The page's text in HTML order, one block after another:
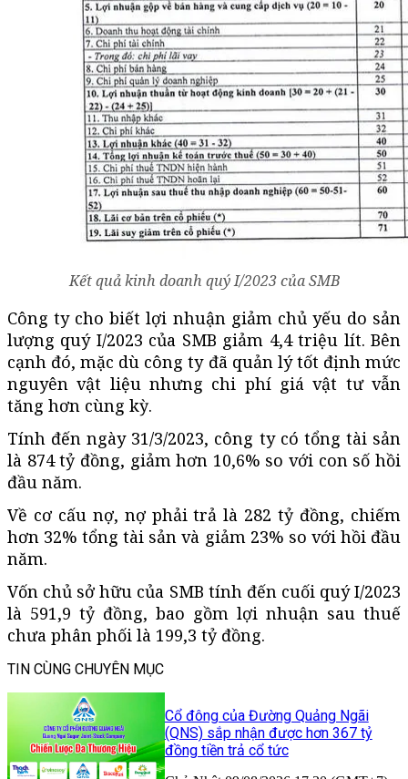
Kết quả kinh doanh quý I/2023 của SMB
Công ty cho biết lợi nhuận giảm chủ yếu do sản
lượng quý I/2023 của SMB giảm 4,4 triệu lít. Bên
cạnh đó, mặc dù công ty đã quản lý tốt định mức
nguyên vật liệu nhưng chi phí giá vật tư vẫn
tăng hơn cùng kỳ.
Tính đến ngày 31/3/2023, công ty có tổng tài sản
là 874 tỷ đồng, giảm hơn 10,6% so với con số hồi
đầu năm.
Về cơ cấu nợ, nợ phải trả là 282 tỷ đồng, chiếm
hơn 32% tổng tài sản và giảm 23% so với hồi đầu
năm.
Vốn chủ sở hữu của SMB tính đến cuối quý I/2023
là 591,9 tỷ đồng, bao gồm lợi nhuận sau thuế
chưa phân phối là 199,3 tỷ đồng.
TIN CÙNG CHUYÊN MỤC
Cổ đông của Đường Quảng Ngãi
(QNS) sắp nhận được hơn 367 tỷ
đồng tiền trả cổ tức